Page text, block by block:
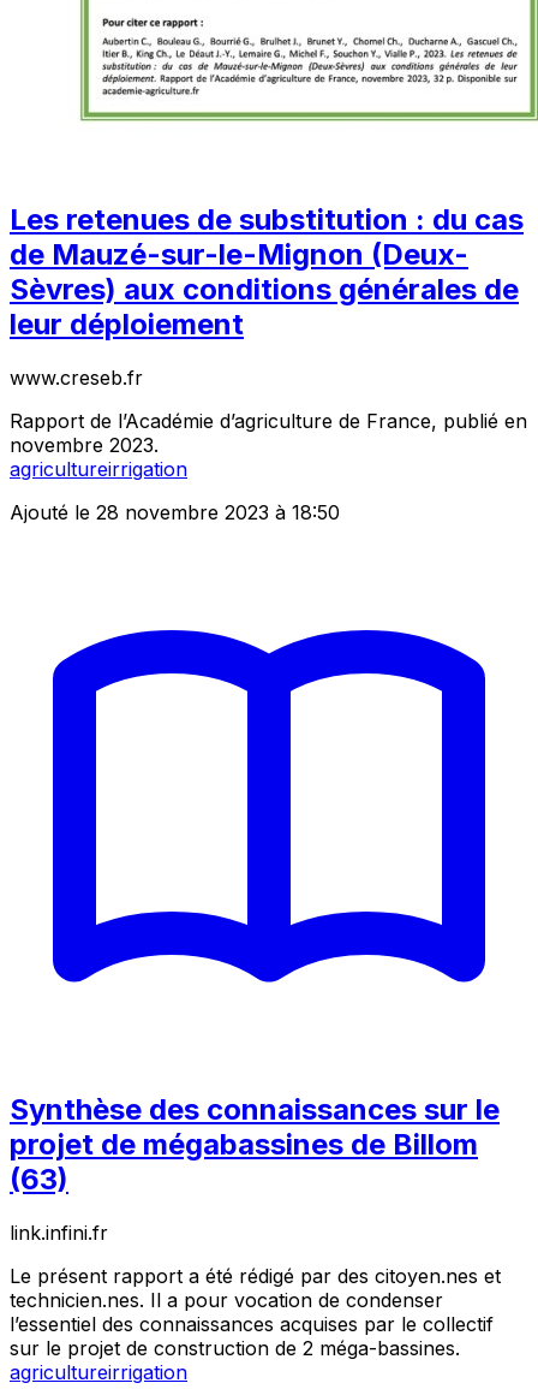
Les retenues de substitution : du cas
de Mauzé-sur-le-Mignon (Deux-
Sèvres) aux conditions générales de
leur déploiement
www.creseb.fr
Rapport de l’Académie d’agriculture de France, publié en
novembre 2023.
agricultureirrigation
Ajouté le 28 novembre 2023 à 18:50
Synthèse des connaissances sur le
projet de mégabassines de Billom
(63)
link.infini.fr
Le présent rapport a été rédigé par des citoyen.nes et
technicien.nes. Il a pour vocation de condenser
l’essentiel des connaissances acquises par le collectif
sur le projet de construction de 2 méga-bassines.
agricultureirrigation